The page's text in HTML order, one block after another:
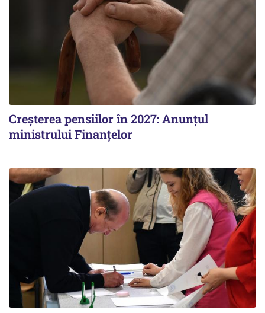
Creșterea pensiilor în 2027: Anunțul
ministrului Finanțelor